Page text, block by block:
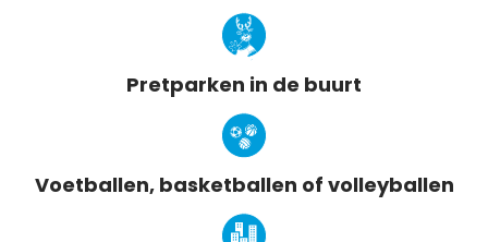
Pretparken in de buurt
Voetballen, basketballen of volleyballen